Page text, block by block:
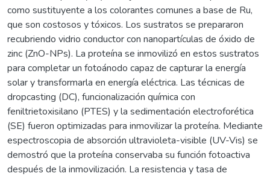
como sustituyente a los colorantes comunes a base de Ru,
que son costosos y tóxicos. Los sustratos se prepararon
recubriendo vidrio conductor con nanopartículas de óxido de
zinc (ZnO-NPs). La proteína se inmovilizó en estos sustratos
para completar un fotoánodo capaz de capturar la energía
solar y transformarla en energía eléctrica. Las técnicas de
dropcasting (DC), funcionalización química con
feniltrietoxisilano (PTES) y la sedimentación electroforética
(SE) fueron optimizadas para inmovilizar la proteína. Mediante
espectroscopia de absorción ultravioleta-visible (UV-Vis) se
demostró que la proteína conservaba su función fotoactiva
después de la inmovilización. La resistencia y tasa de